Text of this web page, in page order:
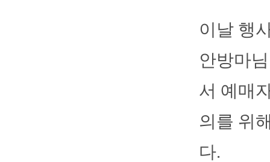
이날 행
안방마
서 예매
의를 위
다.